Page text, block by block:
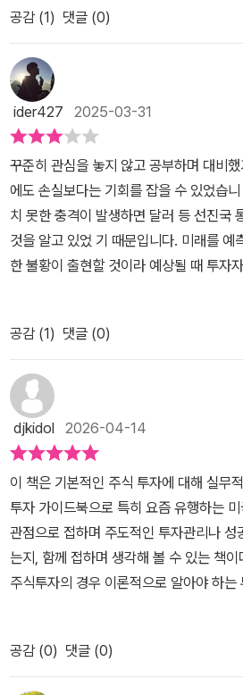
선순위에서 뒤로 미뤘다는 것이다. 그는
자를 할 수 있는 기초를 잘 다져놓는 게
해 ‘잃지 않으려 노력하기’와 ‘투자의 영
기’라는 두 가지 요소를 최우선으로 고려
도가 없다. 자신에게 맞는 방식을 찾고 자
는 것이 중요하다.배당에 관한 세금미국기
금엔 15%의 배당소득세율이 적용된다.
때 원천징수한 후 입금한다. 여기서 중요
외기업으로부터 수령한 외화 배당금도 매
국내에서 발생한 이자소득과 배당소득,
소득을 모두 합쳐서 연간 2,000만 원을
과세 대상이 된다. 이는 건강보험 피부양
쳐 지역의료보험으로 자동 가입된다. 언제 팔까?완벽하게 매매 타이
을 실현하려 하고, 또 너무 많이 떨어질 경
다. 하지만 이럴 때 기업의 상황을 반드시
한다.(사진, 상승장 vs 하락장)역사적으로
장보다 상승장이 더 길었고 상승폭 또한 매
장, 긴 상승장’으로 특징 지운다. 즉
살펴보면 불 마켓(상승)은 평균 2.7년
켓(하락)은 평균 9.5개월(35.5%의 하락)
업의 주식을 보유하고 있다면 장기적 성
성과를 거둘 수 있다. 초보 투자자를 위한 미국주식투자의 가이드이
다. 물론 이미 투자를 하고 있는 사람들에
의 변동 때문에 외국인투자자들이 집중 매
관련 뉴스를 접할 때마다 이제 국장國場
는 관심과 공부가 바탕이 되어야 하겠지만
과 근거를 말하고 있어 투자에 대한 이해
을 것이다. 다양한사례를 제시하는데 책에
에서 극단적인 매수를 지속해온 사람을 근
가격을 틀렸으나 지속적으로 꾸준히 매입
로 벌어지지 않고 배당과 재투자를통해 성
고 있다고, 투자의 차이는 없다고 한다.
투자해야 하나의 문제가 아닌 하나의점을
라고 책은 권한다. 이런적립식투자가 시기
는 사람의 수익률로 나타나며 성공적인
준으로 열립니다. 우리나라 시간으론 22
마스 등 연방 공휴일 개념으로 쉽니다. 국
한 규정을 쉽니다.2) ETF 란?IT 업계에서
주식 등 미국 회사에 대한 정보를 따로 얻
ETF을 통한 미국주식 투자를 권합니다.
바구니에 담아 거래소에 상장시킨 후 주
있도록 만든 상품인데요. 소액으로 여러
펀드와 비슷하면서 장중에 실시간으로 횟
할 수 있습니다. 국내에서는 펀드 보다는
TF는 어떤 기준으로 주식 바구니를 담을
수들을 추종하는 다양한 ETF가 있다고
이 관심있는 종목에 사는 형태입니다.PS
내 주식에서 매몰된 분들이나 주식을 처
데요. 시각자료와 세세한 설명이 초보자들
이나 일본과는 비교가 안된다. 이러한 이
식에 관심을 많이 가지는데 나 역시도 예
돈을 벌기 위한 것이 목적이므로 어느 국
되는 것이다. 이왕 미국 주식에 투자하기
자하기로 마음먹었다. 미국 주식을 투자한지 2년이 넘었고 별생각 없
이 투자를 한 것이 아니었기에 이미 관련
아보았다. 그럼에도 굳이 '처음 공부'라는
게 된 이유는 과연 내가 기초적인 지식이
다. 그리고 책을 절반 정도 읽었을 때 드
지식이 없다면 나에게 도움이 되지 않는
식의 장점이라거나 세금 부과체계 등에
서 알고 있지만 스스로 정리를 하거나 설
준이다. 다른 책을 통해 이미 정보를 습득
읽다가 다시 반복해서 읽은 적은 여러 차례 있었다. 책의
사족은 달지 않았다는 것이다. '30년 전에
마만큼의 수익을 내었고~'처럼 막연하게
유하는 듯한 문구는 없었다. 책을 읽는 독
투자를 시작했거나 최소한 국장에서라도
것이라는 가정을 둔 것 같다. 앞으로 어떤
에는 무슨 이유로 주가가 오르거나 내렸
고 정말 미국 주식 투자를 하는데 있어서
에 투자하기로 마음먹었다면 종류이었던
는 사이트도 소개를 해주었다. FINBIZ,
사이트이지만 막상 참고하지 않는 사람들
략하게 소개하였다. 불필요하게 접속 방
공감 (1) 댓글 (0)
ider427 2025-03-31
꾸준히 관심을 놓지 않고 공부하며 대비
에도 손실보다는 기회를 잡을 수 있었습
치 못한 충격이 발생하면 달러 등 선진국
것을 알고 있었 기 때문입니다. 미래를 예
한 불황이 출현할 것이라 예상될 때 투자
다.- P6미국과 비교하면 한국은 어떤가요
는 주가지수, 기업 소유주를 최우선으로
해만 보는 개인 주주들, 기관과 외인에게
런 모습에 지친 국내 투자자들은 장점이
질 수밖에 없었을 것입니다.- P31즉, 달
락하여 반 토막이 났더라도 환율이 환전
로 계 산한 주식 평가액은 50%보다 덜 손
‘쿠션 역할‘을 해준 것이지요.- P55그 과
지가 있었으니 바로 ‘자본주의 시스템에
스럽게 화폐의 구매력은 계속 떨어질 수
요. 이때 받았던 충격은 아직도 생생합니
사람들이 많이 소비하는 재화, 서비스와
터‘라고 부르는데 필수 소비재, 유틸리티
들입니다. 이들은 호황기일 때 상대적으로
마켓 타이밍을 재는 것보다 자신에게 맞
공감 (1) 댓글 (0)
djkidol 2026-04-14
이 책은 기본적인 주식 투자에 대해 실무
투자 가이드북으로 특히 요즘 유행하는
관점으로 접하며 주도적인 투자관리나
는지, 함께 접하며 생각해 볼 수 있는 책
주식투자의 경우 이론적으로 알아야 하는
야이다. 이로 인해 개인마다 서로 다른 입
등이 존재하는 영역이라서 때로는 어렵게
국주식 처음공부> 이는 국내 주식을 비롯
공감 (0) 댓글 (0)